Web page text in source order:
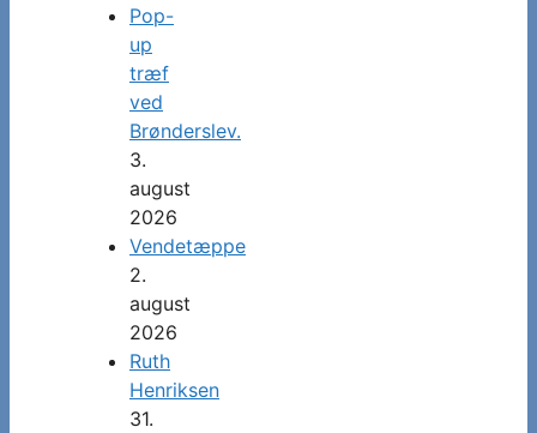
Pop-
up
træf
ved
Brønderslev.
3.
august
2026
Vendetæppe
2.
august
2026
Ruth
Henriksen
31.